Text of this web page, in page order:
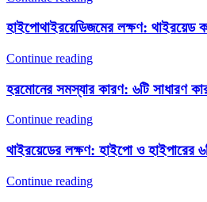
হাইপোথাইরয়েডিজমের লক্ষণ: থাইরয়েড
Continue reading
হরমোনের সমস্যার কারণ: ৬টি সাধারণ
Continue reading
থাইরয়েডের লক্ষণ: হাইপো ও হাইপারের
Continue reading